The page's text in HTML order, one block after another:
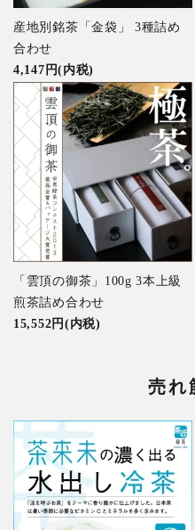
産地別銘茶「金袋」 3種詰め
合わせ
4,147円(内税)
「雲頂の御茶」100g 3本上級
煎茶詰め合わせ
15,552円(内税)
売れ